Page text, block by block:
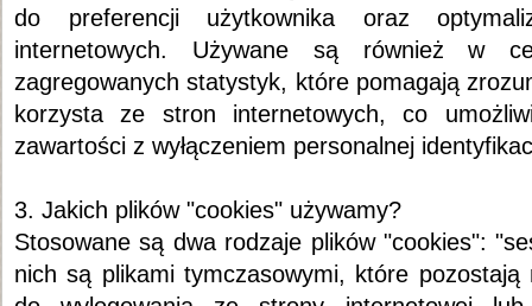
do preferencji użytkownika oraz
internetowych. Używane są również w
zagregowanych statystyk, które pomagają
korzysta ze stron internetowych, co
zawartości z wyłączeniem personalnej
3. Jakich plików "cookies" używamy?
Stosowane są dwa rodzaje plików "cookies":
nich są plikami tymczasowymi, które